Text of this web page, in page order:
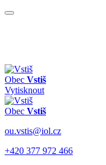
Obec Vstiš
Vytisknout
Obec Vstiš
ou.vstis@iol.cz
+420 377 972 466